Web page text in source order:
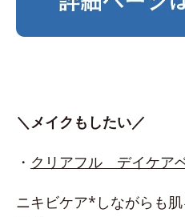
＼メイクもしたい／
・ クリアフル デイケア
ニキビケア*しながらも